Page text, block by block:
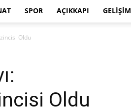
SPOR AÇIKKAPI GELIŞIM
Oldu
Oldu